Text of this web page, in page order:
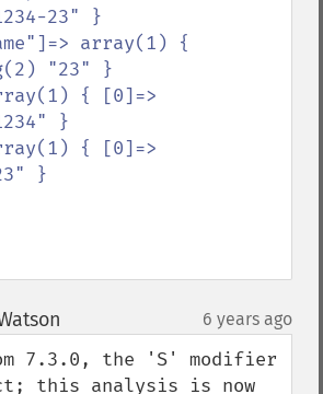
23" }
"23" }
}
}
6 years ago
7.3.0, the 'S' modifier
this analysis is now